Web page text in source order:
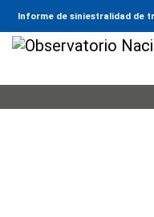
Informe de siniestralidad de